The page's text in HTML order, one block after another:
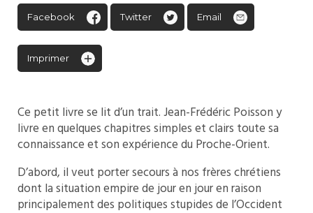
Facebook Twitter Email
Imprimer
Ce petit livre se lit d’un trait. Jean-Frédéric Poisson y
livre en quelques chapitres simples et clairs toute sa
connaissance et son expérience du Proche-Orient.
D’abord, il veut porter secours à nos frères chrétiens
dont la situation empire de jour en jour en raison
principalement des politiques stupides de l’Occident